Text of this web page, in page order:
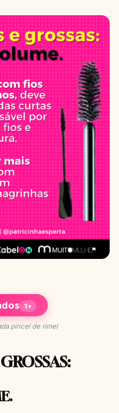
1▾
pincel de rímel
: